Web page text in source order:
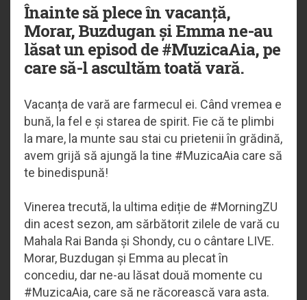
Înainte să plece în vacanță,
Morar, Buzdugan și Emma ne-au
lăsat un episod de #MuzicaAia, pe
care să-l ascultăm toată vară.
Vacanța de vară are farmecul ei. Când vremea e
bună, la fel e și starea de spirit. Fie că te plimbi
la mare, la munte sau stai cu prietenii în grădină,
avem grijă să ajungă la tine #MuzicaAia care să
te binedispună!
Vinerea trecută, la ultima ediție de #MorningZU
din acest sezon, am sărbătorit zilele de vară cu
Mahala Rai Banda și Shondy, cu o cântare LIVE.
Morar, Buzdugan și Emma au plecat în
concediu, dar ne-au lăsat două momente cu
#MuzicaAia, care să ne răcorească vara asta.